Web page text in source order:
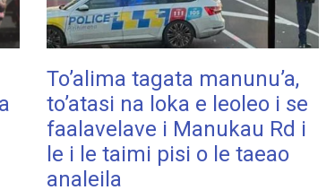
To’alima tagata manunu’a,
to’atasi na loka e leoleo i se
faalavelave i Manukau Rd i
le i le taimi pisi o le taeao
analeila